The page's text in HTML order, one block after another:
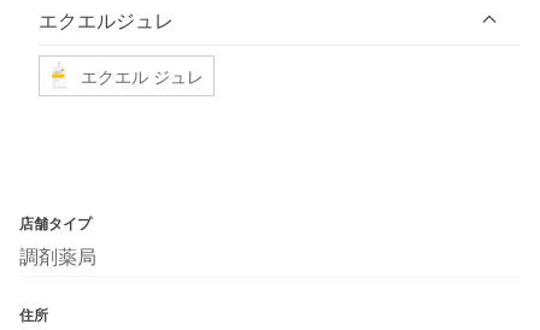
エクエルジュレ
エクエル ジュレ
店舗タイプ
調剤薬局
住所